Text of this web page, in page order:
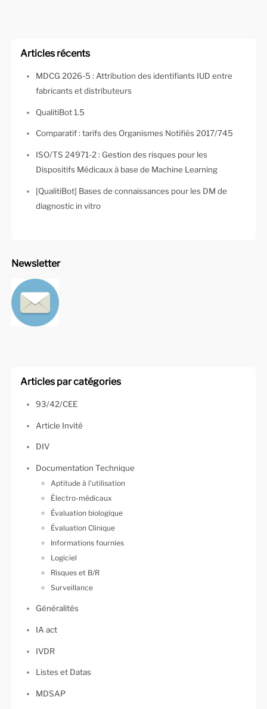
Articles récents
MDCG 2026-5 : Attribution des identifiants IUD entre
fabricants et distributeurs
QualitiBot 1.5
Comparatif : tarifs des Organismes Notifiés 2017/745
ISO/TS 24971-2 : Gestion des risques pour les
Dispositifs Médicaux à base de Machine Learning
[QualitiBot] Bases de connaissances pour les DM de
diagnostic in vitro
Newsletter
Articles par catégories
93/42/CEE
Article Invité
DIV
Documentation Technique
Aptitude à l'utilisation
Électro-médicaux
Évaluation biologique
Évaluation Clinique
Informations fournies
Logiciel
Risques et B/R
Surveillance
Généralités
IA act
IVDR
Listes et Datas
MDSAP